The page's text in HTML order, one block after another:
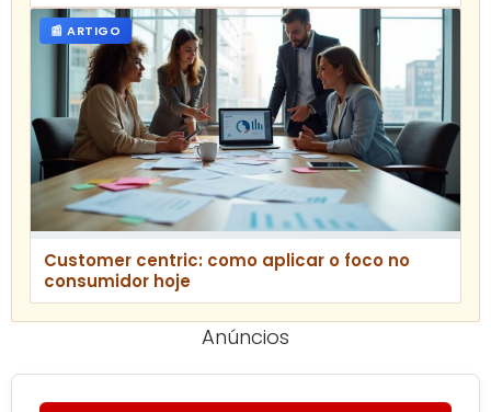
📰 ARTIGO
Customer centric: como aplicar o foco no
consumidor hoje
Anúncios